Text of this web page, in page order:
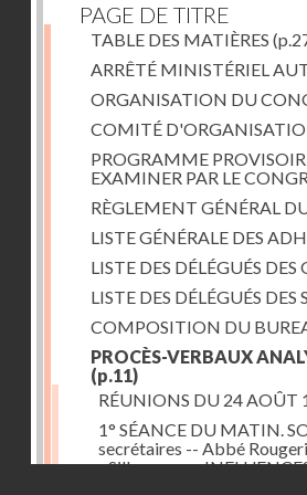
PAGE DE TITRE
TABLE DES MATIÈRES
ARRÊTÉ MINISTÉRIEL
ORGANISATION DU
COMITÉ
PROGRAMME
EXAMINER PAR LE
RÈGLEMENT GÉNÉRAL
LISTE GÉNÉRALE DES
LISTE DES DÉLÉGUÉS
LISTE DES DÉLÉGUÉS
COMPOSITION DU
PROCÈS-VERBAUX
(p.11)
RÉUNIONS DU 24 AOÛT
1° SÉANCE DU MATIN.
secrétaires -- Abbé
- Silbermann :